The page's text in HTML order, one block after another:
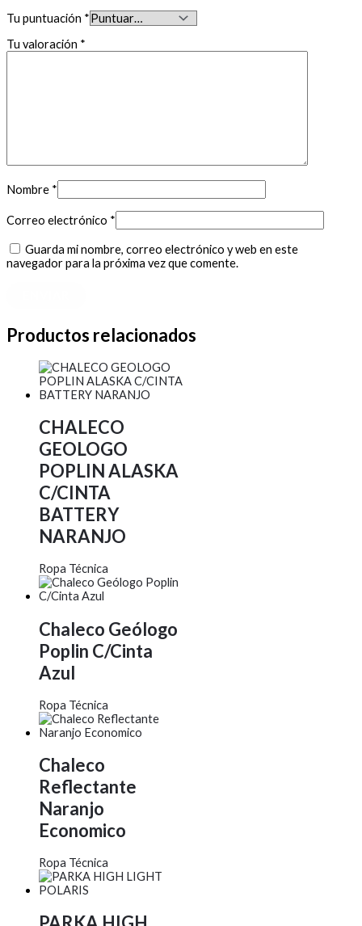
Tu puntuación *
Tu valoración *
Nombre *
Correo electrónico *
Guarda mi nombre, correo electrónico y web en este
navegador para la próxima vez que comente.
Productos relacionados
CHALECO
GEOLOGO
POPLIN ALASKA
C/CINTA
BATTERY
NARANJO
Ropa Técnica
Chaleco Geólogo
Poplin C/Cinta
Azul
Ropa Técnica
Chaleco
Reflectante
Naranjo
Economico
Ropa Técnica